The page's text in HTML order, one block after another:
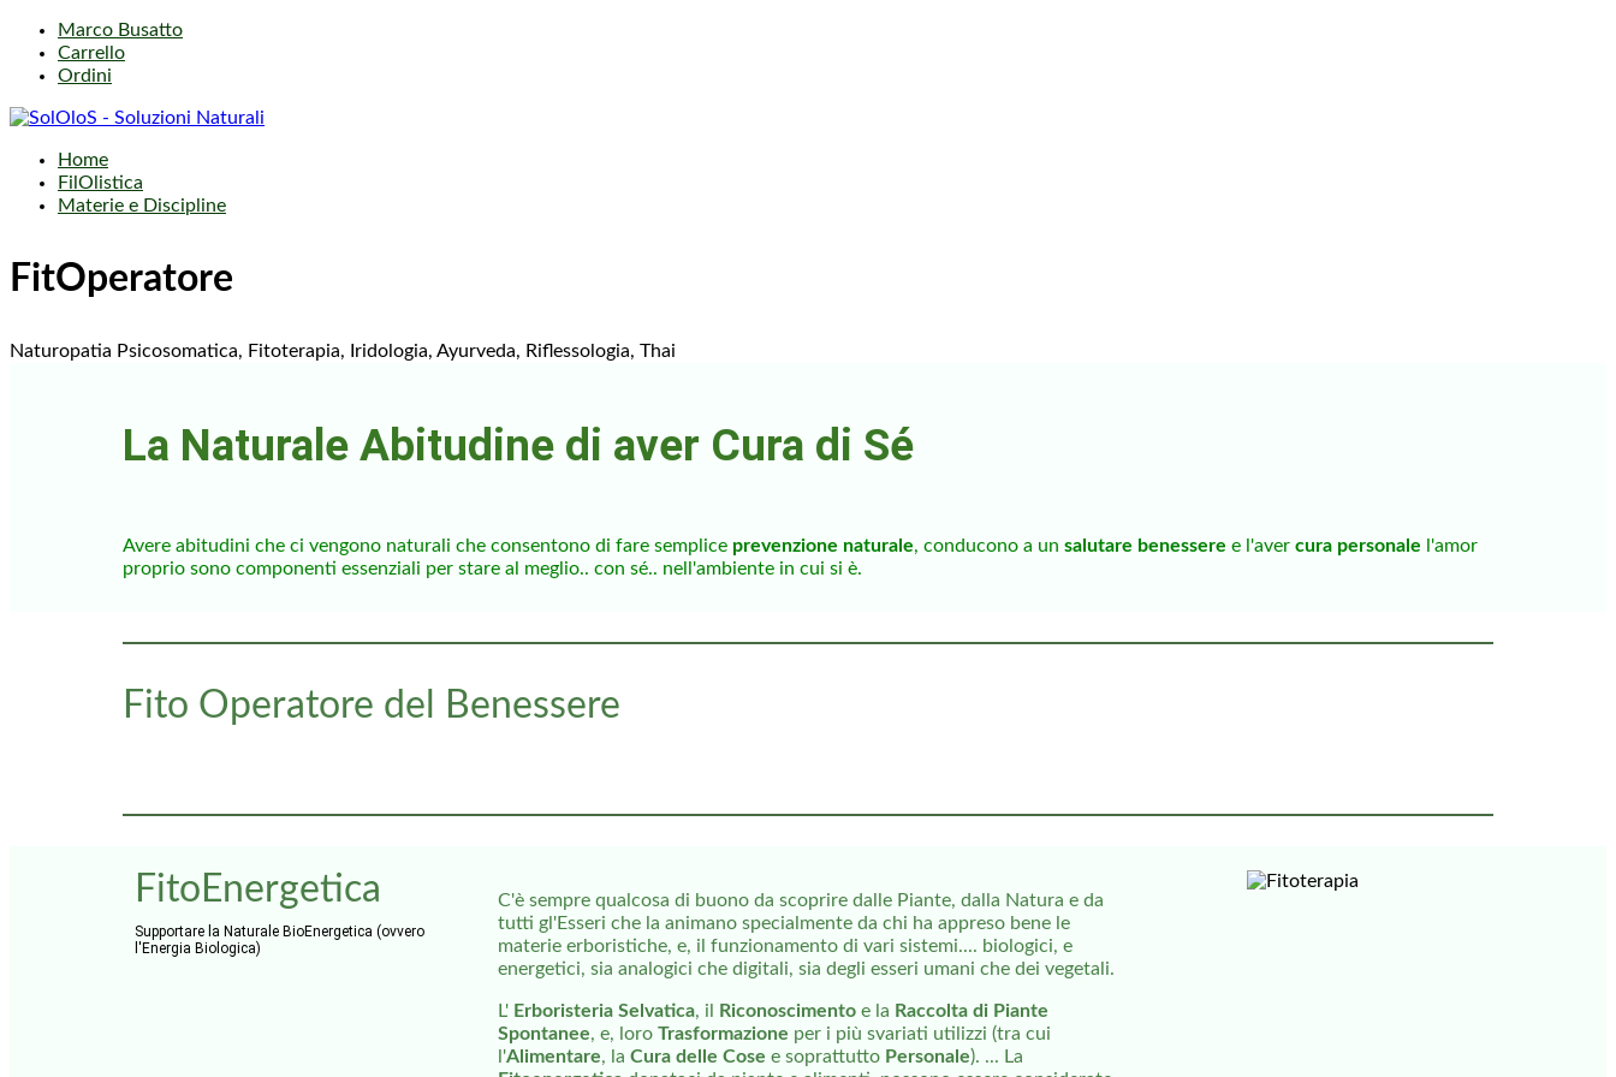
Marco Busatto
Carrello
Ordini
Home
FilOlistica
Materie e Discipline
FitOperatore
Naturopatia Psicosomatica, Fitoterapia, Iridologia, Ayurveda, Riflessologia, Thai
La Naturale Abitudine di aver Cura di Sé
Avere abitudini che ci vengono naturali che consentono di fare semplice prevenzione naturale, conducono a un salutare benessere e l'aver cura personale l'amor
proprio sono componenti essenziali per stare al meglio.. con sé.. nell'ambiente in cui si è.
Fito Operatore del Benessere
FitoEnergetica
Supportare la Naturale BioEnergetica (ovvero
l'Energia Biologica)
C'è sempre qualcosa di buono da scoprire dalle Piante, dalla Natura e da
tutti gl'Esseri che la animano specialmente da chi ha appreso bene le
materie erboristiche, e, il funzionamento di vari sistemi.... biologici, e
energetici, sia analogici che digitali, sia degli esseri umani che dei vegetali.
L' Erboristeria Selvatica, il Riconoscimentoe la Raccolta di Piante
Spontanee, e, loro Trasformazione per i più svariati utilizzi (tra cui
l'Alimentare, la Cura delle Cose e soprattutto Personale). ... La